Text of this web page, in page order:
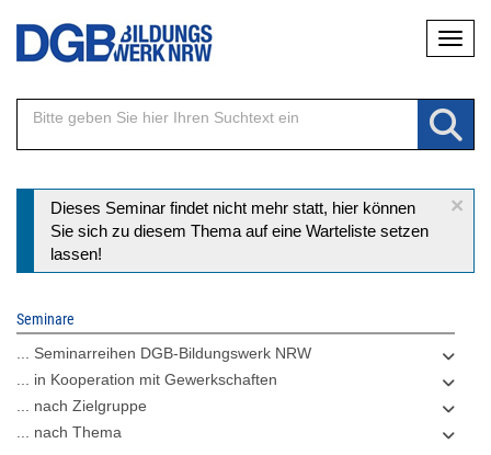
Direkt
Inhalt
×
Statusmeldung
Dieses Seminar findet nicht mehr statt, hier können
Sie sich zu diesem Thema auf eine Warteliste setzen
lassen!
Seminare
... Seminarreihen DGB-Bildungswerk NRW
... in Kooperation mit Gewerkschaften
... nach Zielgruppe
... nach Thema